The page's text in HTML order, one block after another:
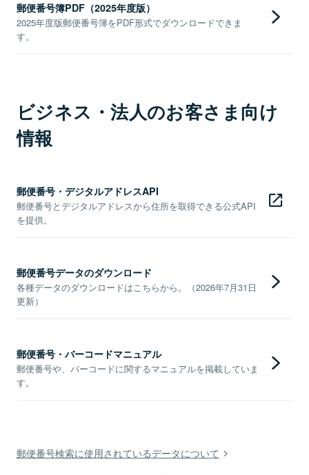
郵便番号簿PDF（2025年度版）
2025年度版郵便番号簿をPDF形式でダウンロードできま
す。
ビジネス・法人のお客さま向け
情報
郵便番号・デジタルアドレスAPI
郵便番号とデジタルアドレスから住所を取得できる公式API
を提供。
郵便番号データのダウンロード
各種データのダウンロードはこちらから。（2026年7月31日
更新）
郵便番号・バーコードマニュアル
郵便番号や、バーコードに関するマニュアルを掲載していま
す。
郵便番号検索に使用されているデータについて